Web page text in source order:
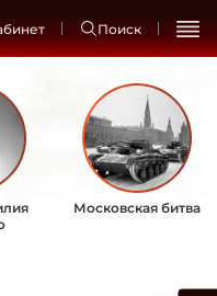
Поиск
Московская битва